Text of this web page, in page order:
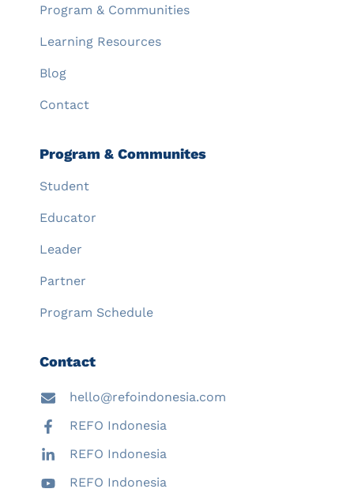
Program & Communities
Learning Resources
Blog
Contact
Program & Communites
Student
Educator
Leader
Partner
Program Schedule
Contact
hello@refoindonesia.com
REFO Indonesia
REFO Indonesia
REFO Indonesia